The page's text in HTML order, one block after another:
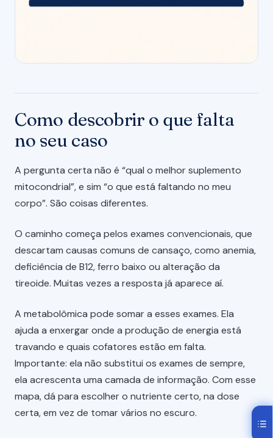
Como descobrir o que falta
no seu caso
A pergunta certa não é “qual o melhor suplemento
mitocondrial”, e sim “o que está faltando no meu
corpo”. São coisas diferentes.
O caminho começa pelos exames convencionais, que
descartam causas comuns de cansaço, como anemia,
deficiência de B12, ferro baixo ou alteração da
tireoide. Muitas vezes a resposta já aparece aí.
A metabolômica pode somar a esses exames. Ela
ajuda a enxergar onde a produção de energia está
travando e quais cofatores estão em falta.
Importante: ela não substitui os exames de sempre,
ela acrescenta uma camada de informação. Com esse
mapa, dá para escolher o nutriente certo, na dose
certa, em vez de tomar vários no escuro.